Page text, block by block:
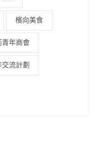
檳向美食
青年商會
流計劃